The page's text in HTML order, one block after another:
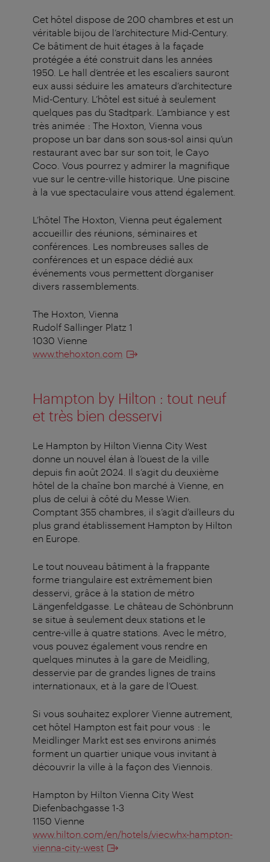
Cet hôtel dispose de 200 chambres et est un
véritable bijou de l’architecture Mid-Century.
Ce bâtiment de huit étages à la façade
protégée a été construit dans les années
1950. Le hall d’entrée et les escaliers sauront
eux aussi séduire les amateurs d’architecture
Mid-Century. L’hôtel est situé à seulement
quelques pas du Stadtpark. L’ambiance y est
très animée : The Hoxton, Vienna vous
propose un bar dans son sous-sol ainsi qu’un
restaurant avec bar sur son toit, le Cayo
Coco. Vous pourrez y admirer la magnifique
vue sur le centre-ville historique. Une piscine
à la vue spectaculaire vous attend également.
L’hôtel The Hoxton, Vienna peut également
accueillir des réunions, séminaires et
conférences. Les nombreuses salles de
conférences et un espace dédié aux
événements vous permettent d’organiser
divers rassemblements.
The Hoxton, Vienna
Rudolf Sallinger Platz 1
1030 Vienne
www.thehoxton.com
Hampton by Hilton : tout neuf
et très bien desservi
Le Hampton by Hilton Vienna City West
donne un nouvel élan à l’ouest de la ville
depuis fin août 2024. Il s’agit du deuxième
hôtel de la chaîne bon marché à Vienne, en
plus de celui à côté du Messe Wien.
Comptant 355 chambres, il s’agit d’ailleurs du
plus grand établissement Hampton by Hilton
en Europe.
Le tout nouveau bâtiment à la frappante
forme triangulaire est extrêmement bien
desservi, grâce à la station de métro
Längenfeldgasse. Le château de Schönbrunn
se situe à seulement deux stations et le
centre-ville à quatre stations. Avec le métro,
vous pouvez également vous rendre en
quelques minutes à la gare de Meidling,
desservie par de grandes lignes de trains
internationaux, et à la gare de l’Ouest.
Si vous souhaitez explorer Vienne autrement,
cet hôtel Hampton est fait pour vous : le
Meidlinger Markt est ses environs animés
forment un quartier unique vous invitant à
découvrir la ville à la façon des Viennois.
Hampton by Hilton Vienna City West
Diefenbachgasse 1-3
1150 Vienne
www.hilton.com/en/hotels/viecwhx-hampton-
vienna-city-west